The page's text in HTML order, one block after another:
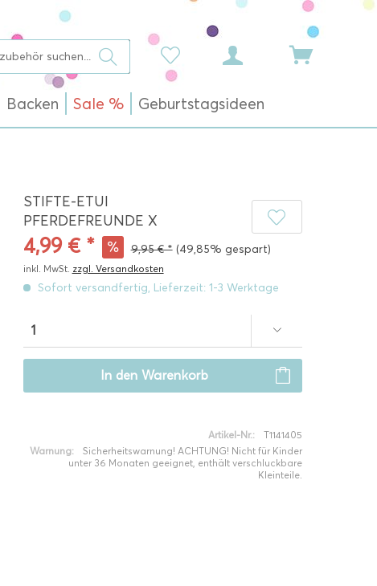
Backen Sale % Geburtstagsideen
STIFTE-ETUI
PFERDEFREUNDE X
4,99 € * 9,95 € * (49,85% gespart)
inkl. MwSt. zzgl. Versandkosten
Sofort versandfertig, Lieferzeit: 1-3 Werktage
In den Warenkorb
Artikel-Nr.:
T1141405
Warnung:
Sicherheitswarnung! ACHTUNG! Nicht für Kinder
unter 36 Monaten geeignet, enthält verschluckbare
Kleinteile.